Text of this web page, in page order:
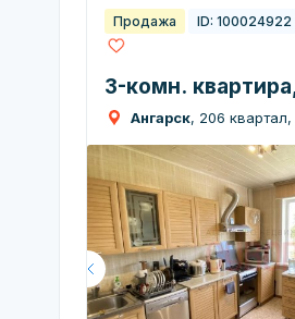
Продажа ID: 100024922
3-комн.
Ангарск, 206 квартал,